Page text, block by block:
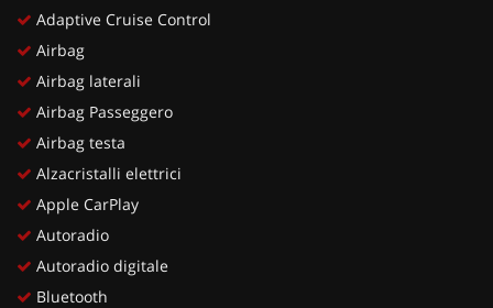
Adaptive Cruise Control
Airbag
Airbag laterali
Airbag Passeggero
Airbag testa
Alzacristalli elettrici
Apple CarPlay
Autoradio
Autoradio digitale
Bluetooth